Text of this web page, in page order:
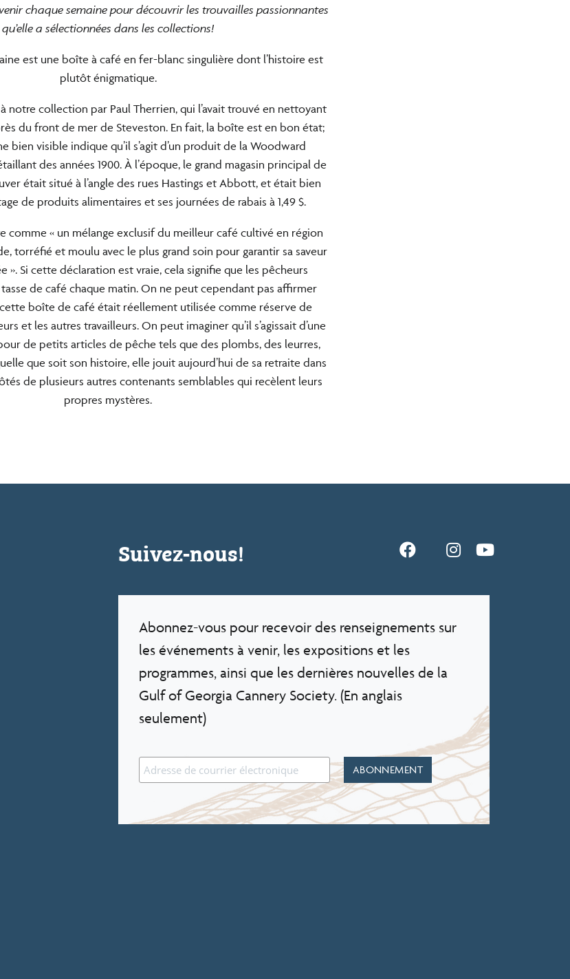
chaque semaine pour découvrir les trouvailles passionnantes
qu’elle a sélectionnées dans les collections!
est une boîte à café en fer-blanc singulière dont l’histoire est
plutôt énigmatique.
notre collection par Paul Therrien, qui l’avait trouvé en nettoyant
du front de mer de Steveston. En fait, la boîte est en bon état;
bien visible indique qu’il s’agit d’un produit de la Woodward
des années 1900. À l’époque, le grand magasin principal de
était situé à l’angle des rues Hastings et Abbott, et était bien
de produits alimentaires et ses journées de rabais à 1,49 $.
comme « un mélange exclusif du meilleur café cultivé en région
torréfié et moulu avec le plus grand soin pour garantir sa saveur
». Si cette déclaration est vraie, cela signifie que les pêcheurs
de café chaque matin. On ne peut cependant pas affirmer
boîte de café était réellement utilisée comme réserve de
et les autres travailleurs. On peut imaginer qu’il s’agissait d’une
de petits articles de pêche tels que des plombs, des leurres,
que soit son histoire, elle jouit aujourd’hui de sa retraite dans
de plusieurs autres contenants semblables qui recèlent leurs
propres mystères.
Suivez-nous!
Abonnez-vous pour recevoir des renseignements sur
les événements à venir, les expositions et les
programmes, ainsi que les dernières nouvelles de la
Gulf of Georgia Cannery Society. (En anglais
seulement)